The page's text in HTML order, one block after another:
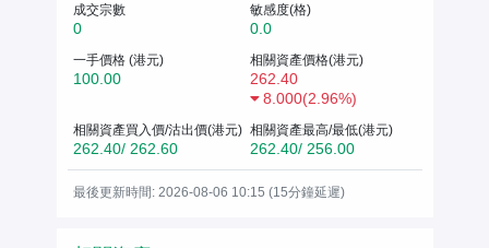
成交宗數
0
敏感度(格)
0.0
一手價格 (港元)
100.00
相關資產價格(港元)
262.40
8.000(2.96%)
相關資產買入價/沽出價(港元)
262.40/ 262.60
相關資產最高/最低(港元)
262.40/ 256.00
最後更新時間: 2026-08-06 10:15 (15分鐘延遲)